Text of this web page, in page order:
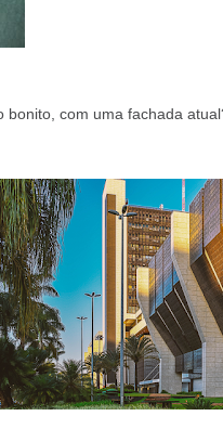
bonito, com uma fachada